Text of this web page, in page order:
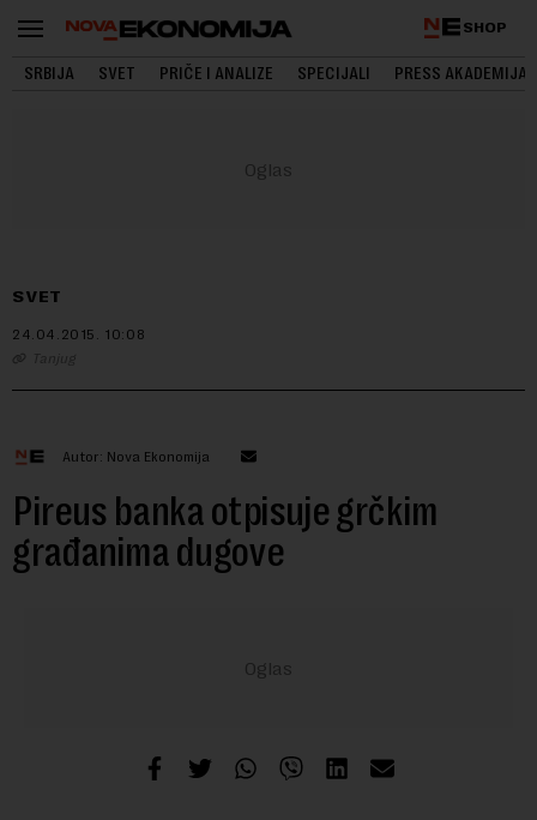
SHOP
SRBIJA SVET PRIČE I ANALIZE SPECIJALI PRESS AKADEMIJA
SVET
24.04.2015. 10:08
Tanjug
Autor: Nova Ekonomija
Pireus banka otpisuje grčkim
građanima dugove